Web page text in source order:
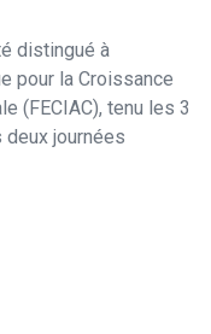
distingué à
pour la Croissance
(FECIAC), tenu les 3
deux journées